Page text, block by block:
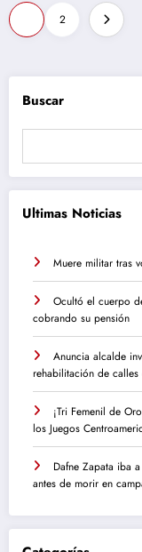
Paginación
de
entradas
2
Buscar
Ultimas Noticias
Muere militar tras
Ocultó el cuerpo
cobrando su pensión
Anuncia alcalde
rehabilitación de calles
¡Tri Femenil de
los Juegos
Dafne Zapata iba
antes de morir en